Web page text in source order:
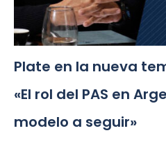
Plate en la nueva
«El rol del PAS en
modelo a seguir»